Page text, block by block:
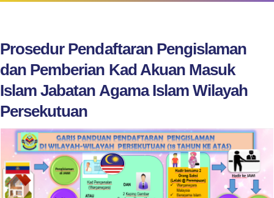
Prosedur Pendaftaran Pengislaman
dan Pemberian Kad Akuan Masuk
Islam Jabatan Agama Islam Wilayah
Persekutuan